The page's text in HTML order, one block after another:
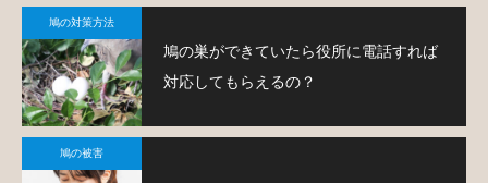
鳩の対策方法
鳩の巣ができていたら役所に電話すれば
対応してもらえるの？
鳩の被害